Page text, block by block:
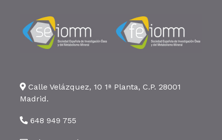
Calle Velázquez, 10 1ª Planta, C.P. 28001
Madrid.
648 949 755